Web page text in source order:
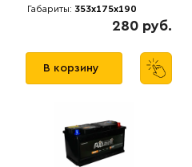
Габариты: 353x175x190
280 руб.
В корзину